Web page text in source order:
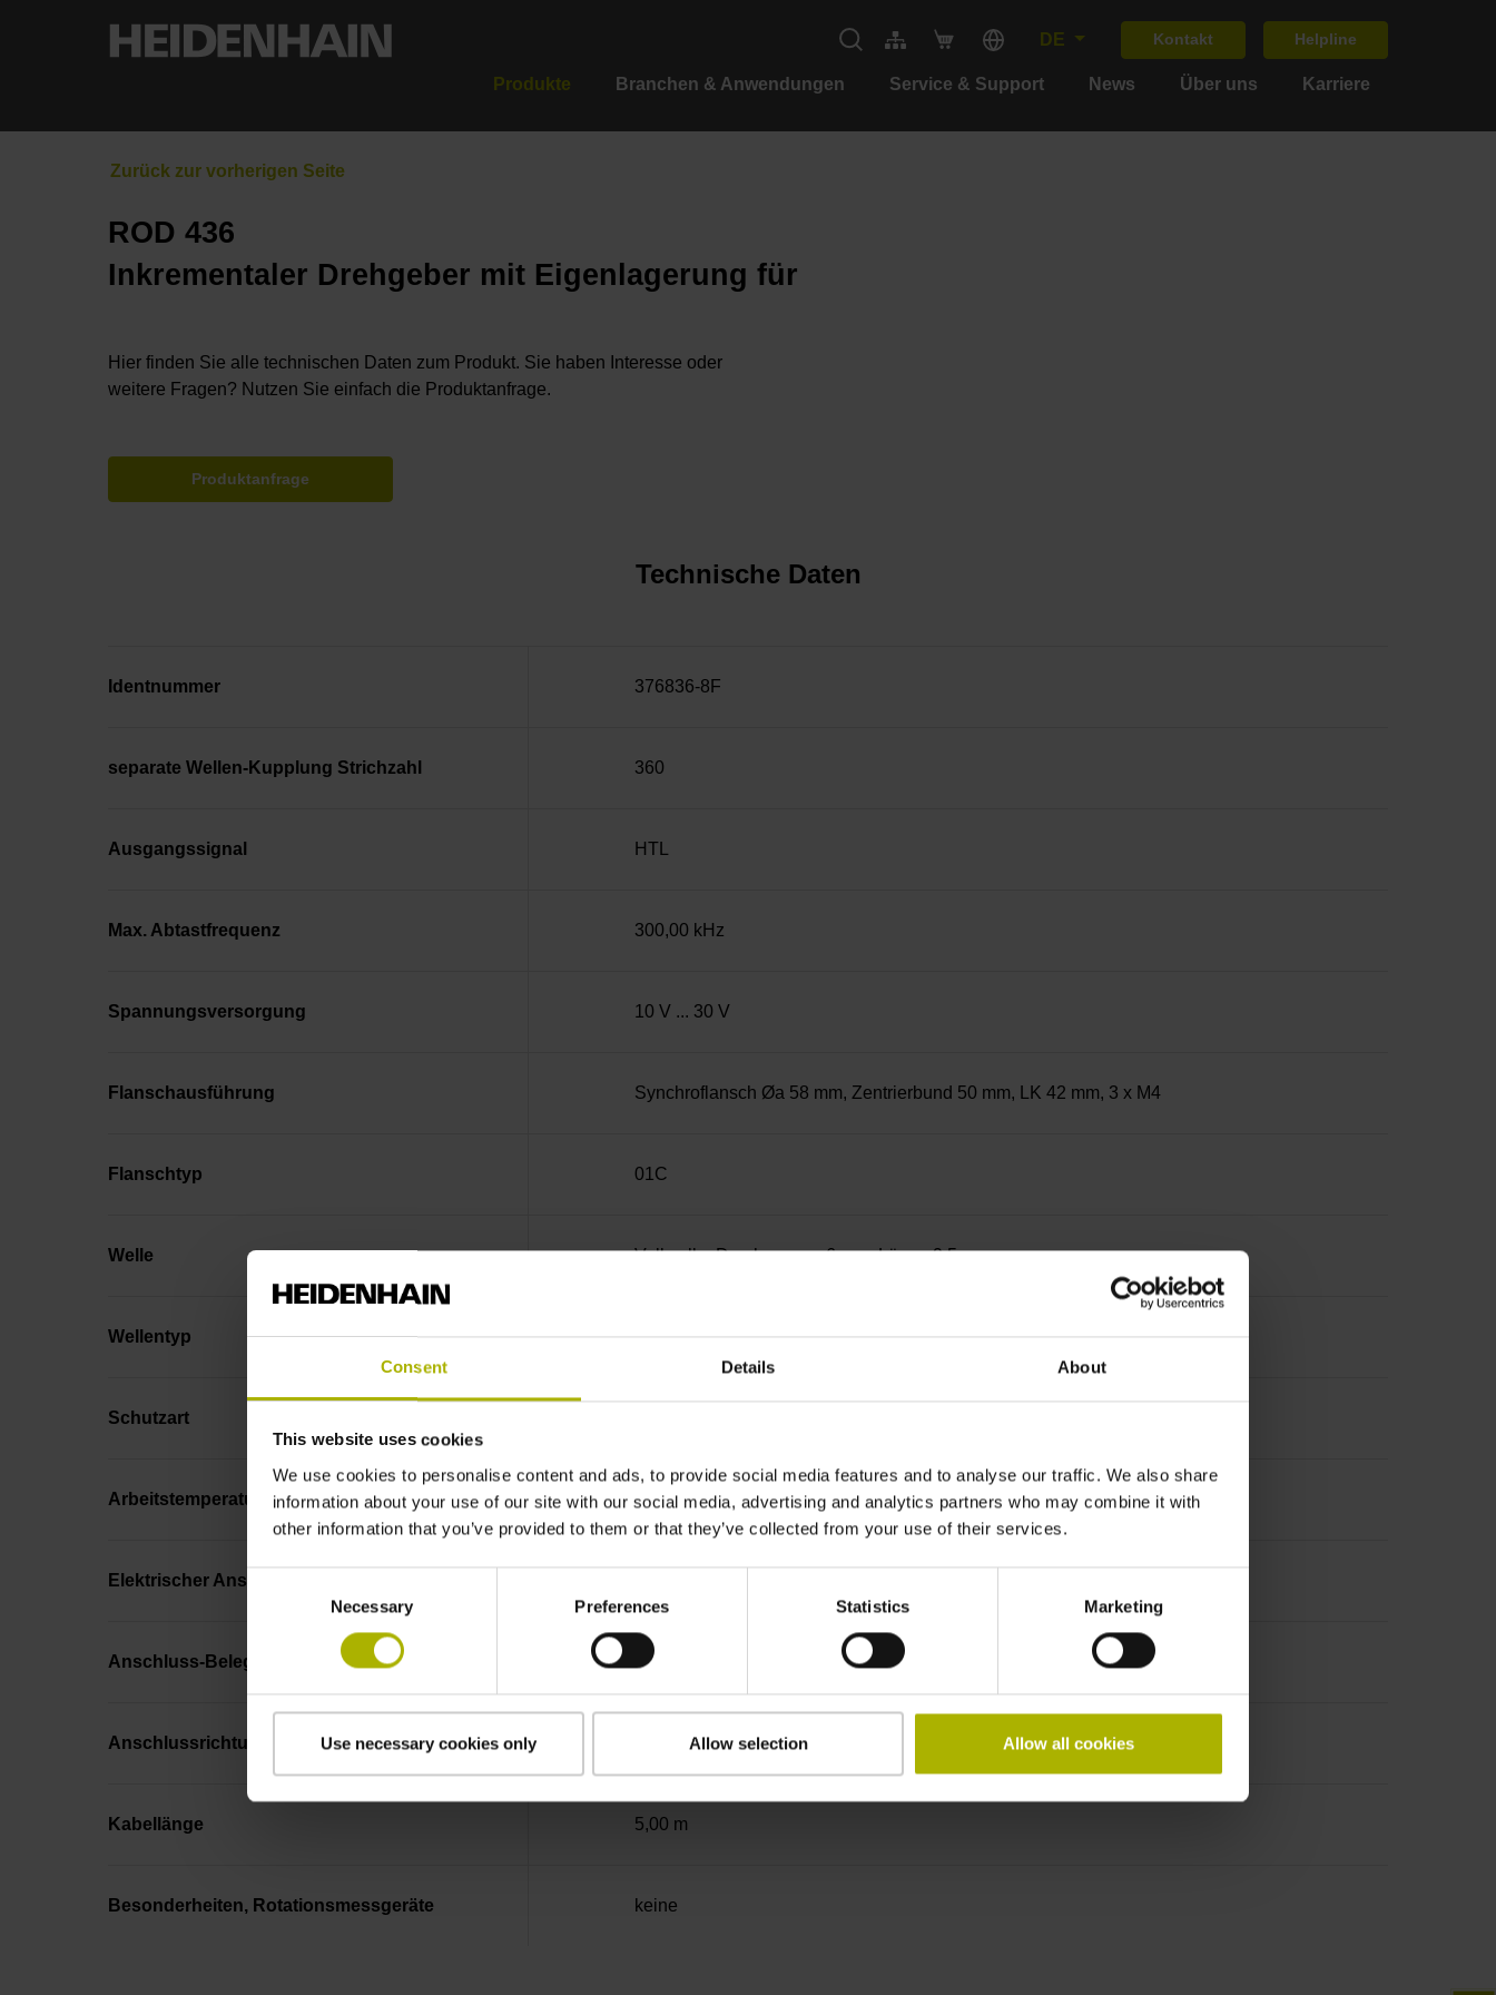
Consent Details About
This website uses cookies
We use cookies to personalise content and ads, to provide social media features and to analyse our traffic. We also share
information about your use of our site with our social media, advertising and analytics partners who may combine it with
other information that you’ve provided to them or that they’ve collected from your use of their services.
Necessary Preferences Statistics Marketing
Use necessary cookies only Allow selection Allow all cookies
DE Kontakt Helpline
Produkte Branchen & Anwendungen Service & Support News Über uns Karriere
ROD 436
Inkrementaler Drehgeber mit Eigenlagerung für
Hier finden Sie alle technischen Daten zum Produkt. Sie haben Interesse oder
weitere Fragen? Nutzen Sie einfach die Produktanfrage.
Produktanfrage
Technische Daten
Identnummer 376836-8F
separate Wellen-Kupplung Strichzahl 360
Ausgangssignal HTL
Max. Abtastfrequenz 300,00 kHz
Spannungsversorgung 10 V ... 30 V
Flanschausführung Synchroflansch Øa 58 mm, Zentrierbund 50 mm, LK 42 mm, 3 x M4
Flanschtyp 01C
Welle Vollwelle, Durchmesser 6 mm, Länge 9,5 mm
Wellentyp 73A
Schutzart
Arbeitstemperatur -40/+100 °C
Elektrischer Anschluss
Anschluss-Belegung D294999
Anschlussrichtung Kabelausgang axial und radial verwendbar
Kabellänge 5,00 m
Besonderheiten, Rotationsmessgeräte keine